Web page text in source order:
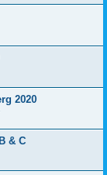
2020
& C